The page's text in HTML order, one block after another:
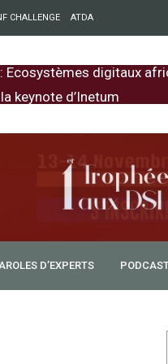
CHALLENGE ATDA
Ecosystèmes digitaux
keynote d’Inetum
D’EXPERTS